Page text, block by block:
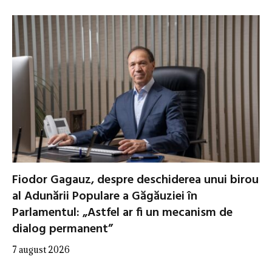
Fiodor Gagauz, despre deschiderea unui birou
al Adunării Populare a Găgăuziei în
Parlamentul: „Astfel ar fi un mecanism de
dialog permanent”
7 august 2026